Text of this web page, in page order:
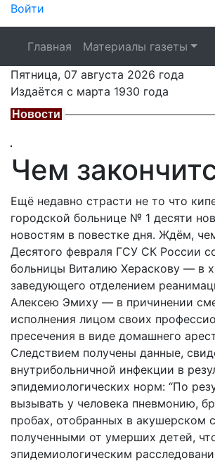
Войти
Главная Материалы газеты
Пятница, 07 августа 2026 года
Издаётся с марта 1930 года
Новости
Чем
Ещё недавно страсти не то что
городской больнице № 1 десяти
новостям в повестке дня. Ждём,
Десятого февраля ГСУ СК России
больницы Виталию Хераскову — в
заведующего отделением
Алексею Эмиху — в причинении
исполнения лицом своих
пресечения в виде домашнего
Следствием получены данные,
внутрибольничной инфекции в
эпидемиологических норм: “По
вызывать у человека пневмонию,
пробах, отобранных в акушерском
полученными от умерших детей,
эпидемиологическим